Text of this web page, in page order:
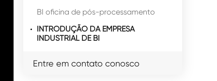
BI oficina de pós-processamento
INTRODUÇÃO DA EMPRESA
INDUSTRIAL DE BI
Entre em contato conosco